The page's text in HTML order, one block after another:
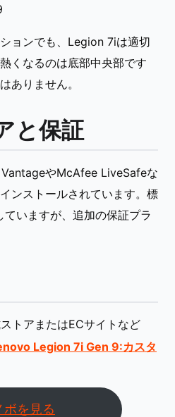
ョンでも、Legion 7iは適切
くなるのは底部中央部です
ありません。
と保証
やMcAfee LiveSafeな
ンストールされています。標
いますが、追加の保証プラ
トアまたはECサイトなど
Legion 7i Gen 9:カスタ
ボを見る